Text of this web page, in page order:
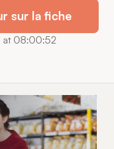
sur la fiche
at 08:00:52